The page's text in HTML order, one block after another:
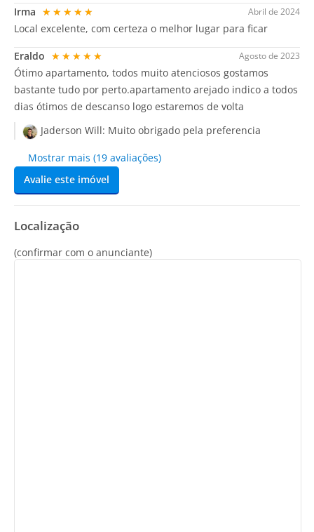
Abril de 2024
Irma ★★★★★
Local excelente, com certeza o melhor lugar para ficar
Agosto de 2023
Eraldo ★★★★★
Ótimo apartamento, todos muito atenciosos gostamos
bastante tudo por perto.apartamento arejado indico a todos
dias ótimos de descanso logo estaremos de volta
Jaderson Will: Muito obrigado pela preferencia
Mostrar mais (19 avaliações)
Avalie este imóvel
Localização
(confirmar com o anunciante)